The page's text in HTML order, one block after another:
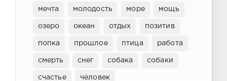
мечта молодость море мощь
озеро океан отдых позитив
попка прошлое птица работа
смерть снег собака собаки
счастье человек